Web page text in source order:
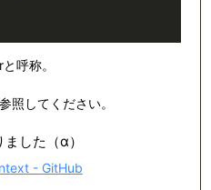
呼称。
照してください。
した（α）
- GitHub